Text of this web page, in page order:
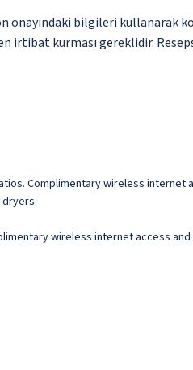
onayındaki bilgileri kullanarak
kurması gereklidir.
Complimentary wireless internet
wireless internet access